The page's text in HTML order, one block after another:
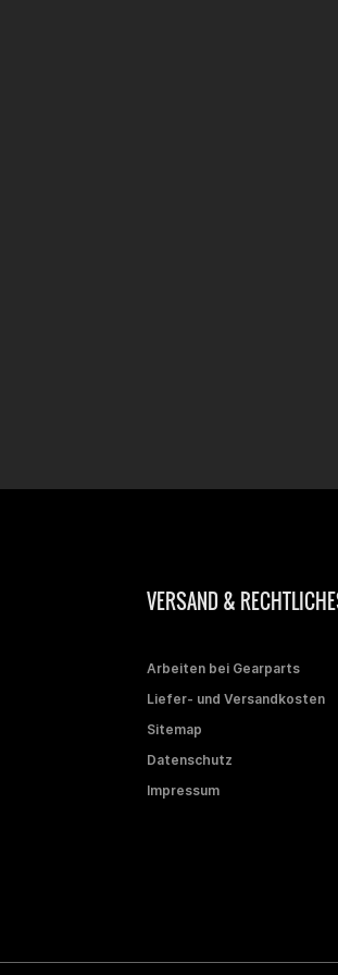
VERSAND &
Arbeiten bei Gearparts
Liefer- und Versandkosten
Sitemap
Datenschutz
Impressum